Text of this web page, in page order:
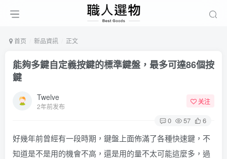
首页 新品資訊 正文
能夠多鍵自定義按鍵的標準鍵盤，最多可達86個按
鍵
Twelve
2年前发布
关注
0 57 6
好幾年前曾經有一段時期，鍵盤上面佈滿了各種快速鍵，不
知道是不是用的機會不高，還是用的量不太可能這麼多，過